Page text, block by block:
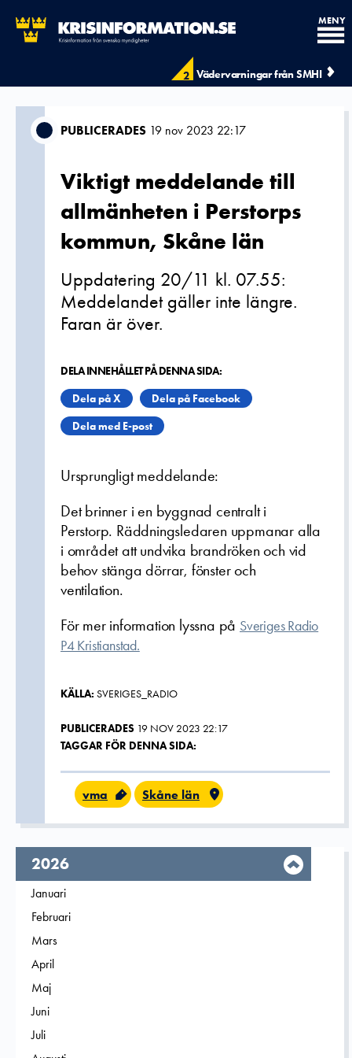
2 Vädervarningar från SMHI
MENY
PUBLICERADES 19 nov 2023 22:17
Viktigt meddelande till
allmänheten i Perstorps
kommun, Skåne län
Uppdatering 20/11 kl. 07.55:
Meddelandet gäller inte längre.
Faran är över.
DELA INNEHÅLLET PÅ DENNA SIDA:
Dela på X
Dela på Facebook
Dela med E-post
Ursprungligt meddelande:
Det brinner i en byggnad centralt i
Perstorp. Räddningsledaren uppmanar alla
i området att undvika brandröken och vid
behov stänga dörrar, fönster och
ventilation.
För mer information lyssna på Sveriges Radio
P4 Kristianstad.
KÄLLA: SVERIGES_RADIO
PUBLICERADES 19 NOV 2023 22:17
TAGGAR FÖR DENNA SIDA:
vma Skåne län
År,
2026
Filtrera på
Januari
Filtrera på
Februari
Filtrera på
Mars
Filtrera på
April
Filtrera på
Maj
Filtrera på
Juni
Filtrera på
Juli